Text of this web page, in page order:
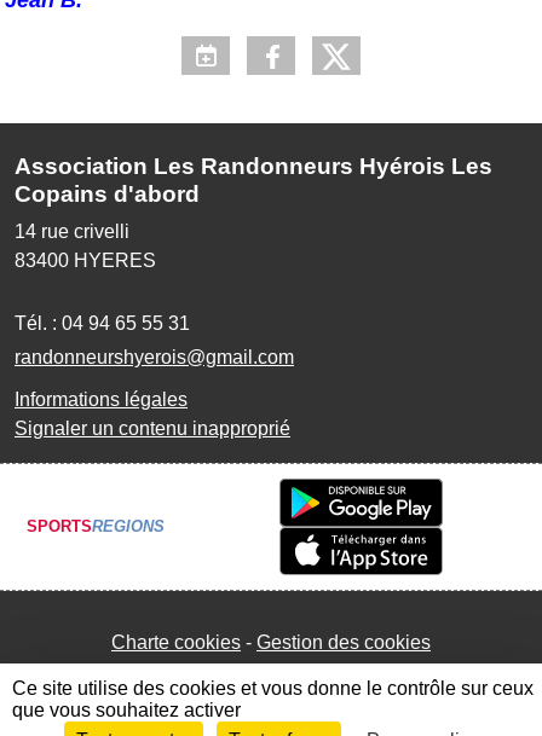
Association Les Randonneurs Hyérois Les
Copains d'abord
14 rue crivelli
83400 HYERES
Tél. : 04 94 65 55 31
randonneurshyerois@gmail.com
Informations légales
Signaler un contenu inapproprié
SPORTSREGIONS
Charte cookies Gestion des cookies
Ce site utilise des cookies et vous donne le contrôle sur ceux
que vous souhaitez activer